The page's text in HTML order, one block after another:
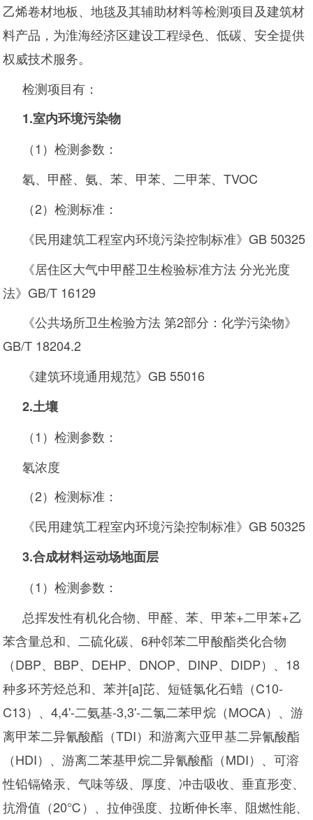
乙烯卷材地板、地毯及其辅助材料等检测项目及建筑材
料产品，为淮海经济区建设工程绿色、低碳、安全提供
权威技术服务。
检测项目有：
1.室内环境污染物
（1）检测参数：
氡、甲醛、氨、苯、甲苯、二甲苯、TVOC
（2）检测标准：
《民用建筑工程室内环境污染控制标准》GB 50325
《居住区大气中甲醛卫生检验标准方法 分光光度
法》GB/T 16129
《公共场所卫生检验方法 第2部分：化学污染物》
GB/T 18204.2
《建筑环境通用规范》GB 55016
2.土壤
（1）检测参数：
氡浓度
（2）检测标准：
《民用建筑工程室内环境污染控制标准》GB 50325
3.合成材料运动场地面层
（1）检测参数：
总挥发性有机化合物、甲醛、苯、甲苯+二甲苯+乙
苯含量总和、二硫化碳、6种邻苯二甲酸酯类化合物
（DBP、BBP、DEHP、DNOP、DINP、DIDP）、18
种多环芳烃总和、苯并[a]芘、短链氯化石蜡（C10-
C13）、4,4'-二氨基-3,3'-二氯二苯甲烷（MOCA）、游
离甲苯二异氰酸酯（TDI）和游离六亚甲基二异氰酸酯
（HDI）、游离二苯基甲烷二异氰酸酯（MDI）、可溶
性铅镉铬汞、气味等级、厚度、冲击吸收、垂直形变、
抗滑值（20℃）、拉伸强度、拉断伸长率、阻燃性能、